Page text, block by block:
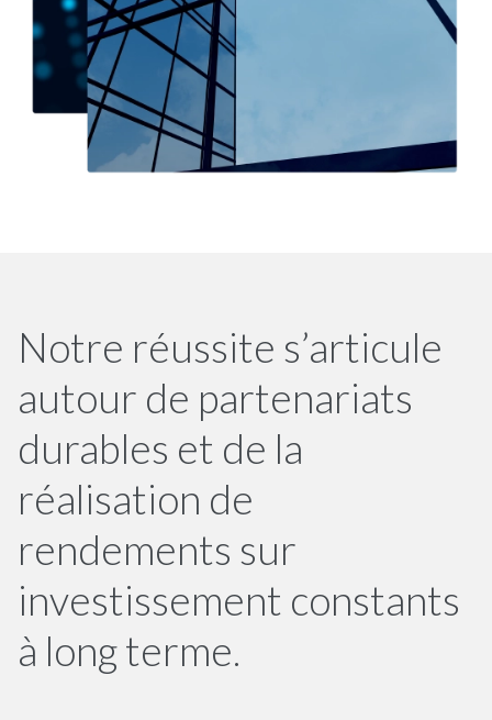
Notre réussite s’articule
autour de partenariats
durables et de la
réalisation de
rendements sur
investissement constants
à long terme.